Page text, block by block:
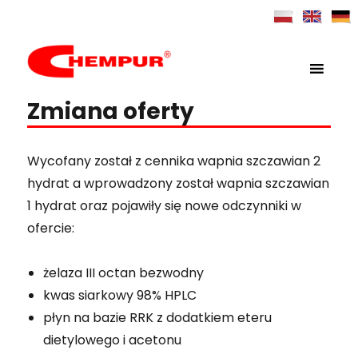
Chempur
Zmiana oferty
Wycofany został z cennika wapnia szczawian 2
hydrat a wprowadzony został wapnia szczawian
1 hydrat oraz pojawiły się nowe odczynniki w
ofercie:
żelaza III octan bezwodny
kwas siarkowy 98% HPLC
płyn na bazie RRK z dodatkiem eteru
dietylowego i acetonu